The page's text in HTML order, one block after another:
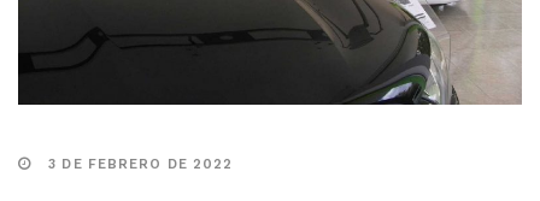
3 DE FEBRERO DE 2022